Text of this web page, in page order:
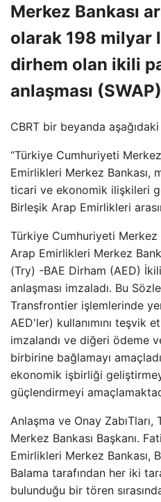
Merkez Bankası
olarak 198 milyar
dirhem olan ikili
anlaşması
CBRT bir beyanda
“Türkiye Cumhuriyeti
Emirlikleri Merkez Bankası,
ticari ve ekonomik ilişkileri
Birleşik Arap Emirlikleri
Türkiye Cumhuriyeti Merkez
Arap Emirlikleri Merkez
(Try) -BAE Dirham (AED)
anlaşması imzaladı. Bu
Transfrontier işlemlerinde
AED'ler) kullanımını teşvik
imzalandı ve diğeri ödeme
birbirine bağlamayı
ekonomik işbirliği
güçlendirmeyi
Anlaşma ve Onay
Merkez Bankası Başkanı.
Emirlikleri Merkez Bankası,
Balama tarafından her iki
bulunduğu bir tören